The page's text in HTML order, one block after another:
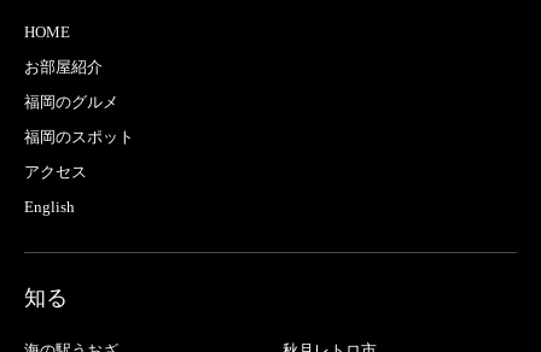
HOME
お部屋紹介
福岡のグルメ
福岡のスポット
アクセス
English
知る